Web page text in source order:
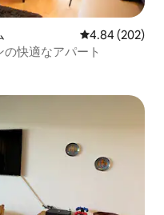
レビュー202
4.84 (202)
快適なアパート